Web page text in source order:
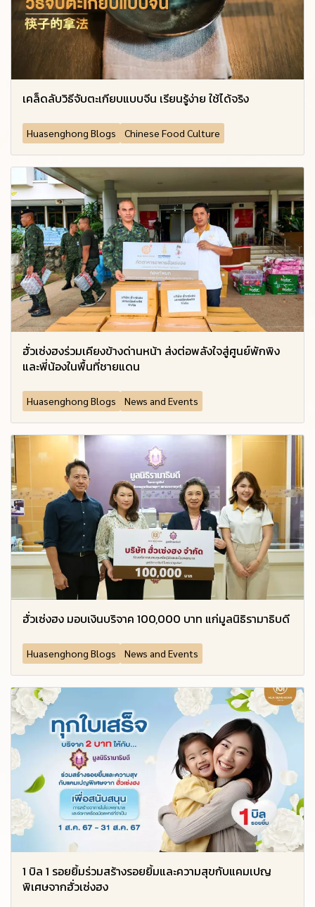
เคล็ดลับวิธีจับตะเกียบแบบจีน เรียนรู้ง่าย ใช้ได้จริง
Huasenghong Blogs Chinese Food Culture
ฮั่วเซ่งฮงร่วมเคียงข้างด่านหน้า ส่งต่อพลังใจสู่ศูนย์พักพิง
และพี่น้องในพื้นที่ชายแดน
Huasenghong Blogs News and Events
ฮั่วเซ่งฮง มอบเงินบริจาค 100,000 บาท แก่มูลนิธิรามาธิบดี
Huasenghong Blogs News and Events
1 บิล 1 รอยยิ้มร่วมสร้างรอยยิ้มและความสุขกับแคมเปญ
พิเศษจากฮั่วเซ่งฮง